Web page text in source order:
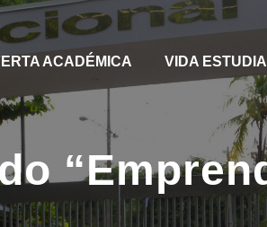
ACADÉMICA VIDA